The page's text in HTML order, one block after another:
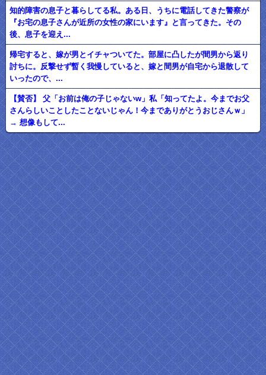
知的障害の息子と暮らしてる私。ある日、うちに電話してきた警察が
『お宅の息子さんが近所の女性の家にいます』と言ってきた。その
後、息子を迎え...
帰宅すると、嫁が男とイチャついてた。部屋に凸したが間男から返り
討ちに。反撃せず暫く我慢していると、嫁と間男が自宅から退散して
いったので、...
【賛否】 父「お前は俺の子じゃないw」私「知ってたよ。今までお父
さんらしいことしたことないじゃん！今までありがとうおじさんｗ」
→ 想像もして...